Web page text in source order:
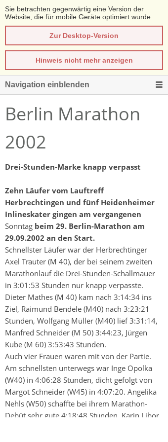
Sie betrachten gegenwärtig eine Version der
Website, die für mobile Geräte optimiert wurde.
Zur Desktop-Version
Hinweis nicht mehr anzeigen
Navigation einblenden
Berlin Marathon
2002
Drei-Stunden-Marke knapp verpasst
Zehn Läufer vom Lauftreff
Herbrechtingen und fünf Heidenheimer
Inlineskater gingen am vergangenen
Sonntag beim 29. Berlin-Marathon am
29.09.2002 an den Start.
Schnellster Läufer war der Herbrechtinger
Axel Trauter (M 40), der bei seinem zweiten
Marathonlauf die Drei-Stunden-Schallmauer
in 3:01:53 Stunden nur knapp verpasste.
Dieter Mathes (M 40) kam nach 3:14:34 ins
Ziel, Raimund Bendele (M40) nach 3:23:21
Stunden, Wolfgang Müller (M40) lief 3:31:14,
Manfred Schneider (M 50) 3:44:23, Jürgen
Kube (M 60) 3:53:43 Stunden.
Auch vier Frauen waren mit von der Partie.
Am schnellsten unterwegs war Inge Opolka
(W40) in 4:06:28 Stunden, dicht gefolgt von
Margot Schneider (W45) in 4:07:20. Angelika
Nehls (W50) schaffte bei ihrem Marathon-
Debüt sehr gute 4:18:48 Stunden, Karin Libor